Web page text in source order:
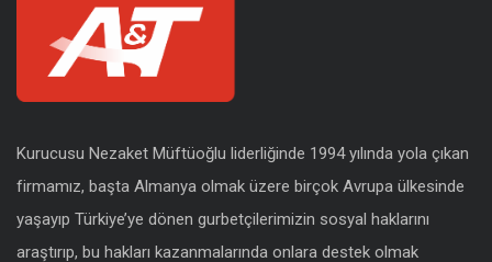
Kurucusu Nezaket Müftüoğlu liderliğinde 1994 yılında yola çıkan
firmamız, başta Almanya olmak üzere birçok Avrupa ülkesinde
yaşayıp Türkiye’ye dönen gurbetçilerimizin sosyal haklarını
araştırıp, bu hakları kazanmalarında onlara destek olmak